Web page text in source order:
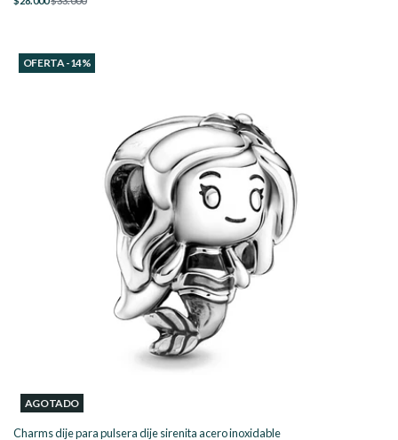
OFERTA -14%
AGOTADO
Charms dije para pulsera dije sirenita acero inoxidable